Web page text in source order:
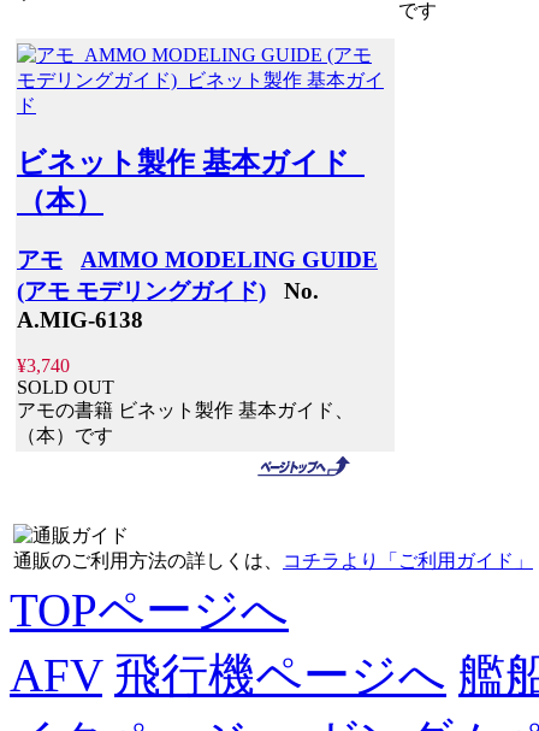
です
ビネット製作 基本ガイド
（本）
アモ
AMMO MODELING GUIDE
(アモ モデリングガイド) No.
A.MIG-6138
¥3,740
SOLD OUT
アモの書籍 ビネット製作 基本ガイド、
（本）です
通販のご利用方法の詳しくは、 コチラより「ご利用ガイド」
TOPページへ
AFV 飛行機ページへ 艦